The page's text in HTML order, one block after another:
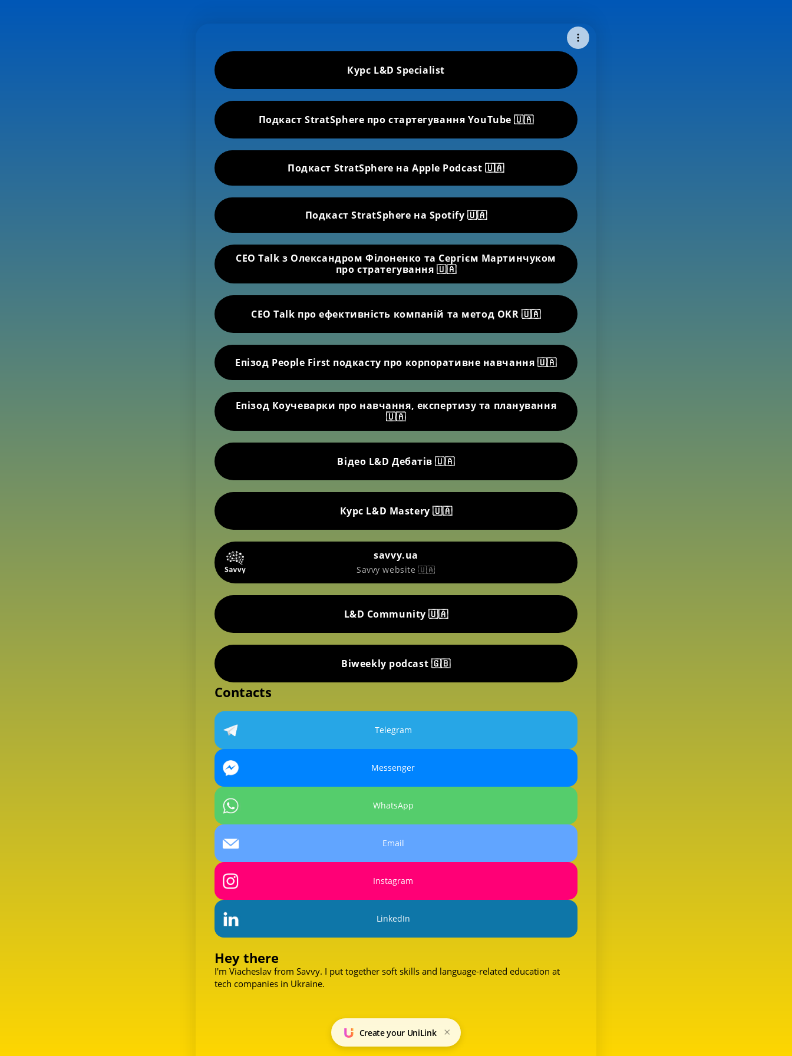
Курс L&D Specialist
Подкаст StratSphere про стартегування YouTube 🇺🇦
Подкаст StratSphere на Apple Podcast 🇺🇦
Подкаст StratSphere на Spotify 🇺🇦
CEO Talk з Олександром Філоненко та Сергієм Мартинчуком
про стратегування 🇺🇦
CEO Talk про ефективність компаній та метод OKR 🇺🇦
Епізод People First подкасту про корпоративне навчання 🇺🇦
Епізод Коучеварки про навчання, експертизу та планування
🇺🇦
Відео L&D Дебатів 🇺🇦
Курс L&D Mastery 🇺🇦
savvy.ua
Savvy website 🇺🇦
L&D Community 🇺🇦
Biweekly podcast 🇬🇧
Contacts
Telegram
Messenger
WhatsApp
Email
Instagram
LinkedIn
Hey there
I'm Viacheslav from Savvy. I put together soft skills and language-related education at
tech companies in Ukraine.
Create your UniLink ×